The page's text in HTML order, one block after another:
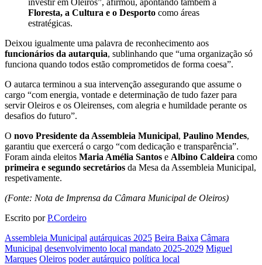
investir em Oleiros”, afirmou, apontando também a
Floresta, a Cultura e o Desporto como áreas
estratégicas.
Deixou igualmente uma palavra de reconhecimento aos
funcionários da autarquia, sublinhando que “uma organização só
funciona quando todos estão comprometidos de forma coesa”.
O autarca terminou a sua intervenção assegurando que assume o
cargo “com energia, vontade e determinação de tudo fazer para
servir Oleiros e os Oleirenses, com alegria e humildade perante os
desafios do futuro”.
O novo Presidente da Assembleia Municipal, Paulino Mendes,
garantiu que exercerá o cargo “com dedicação e transparência”.
Foram ainda eleitos Maria Amélia Santos e Albino Caldeira como
primeira e segundo secretários da Mesa da Assembleia Municipal,
respetivamente.
(Fonte: Nota de Imprensa da Câmara Municipal de Oleiros)
Escrito porP.Cordeiro
Assembleia Municipal autárquicas 2025 Beira Baixa Câmara
Municipal desenvolvimento local mandato 2025-2029 Miguel
Marques Oleiros poder autárquico política local